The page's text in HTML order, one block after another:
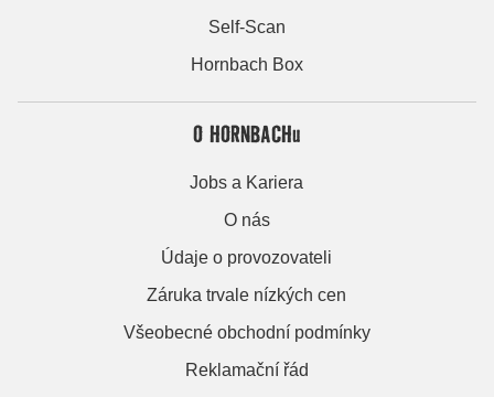
Self-Scan
Hornbach Box
O HORNBACHu
Jobs a Kariera
O nás
Údaje o provozovateli
Záruka trvale nízkých cen
Všeobecné obchodní podmínky
Reklamační řád